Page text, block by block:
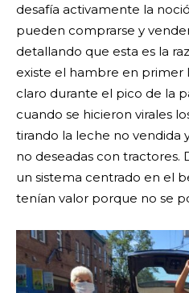
desafía activamente la
pueden comprarse y
detallando que esta es la
existe el hambre en primer
claro durante el pico de la
cuando se hicieron virales
tirando la leche no vendida
no deseadas con tractores.
un sistema centrado en el
tenían valor porque no se